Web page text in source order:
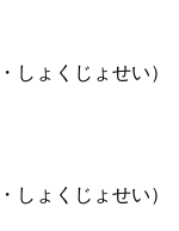
しょくじょせい）
しょくじょせい）